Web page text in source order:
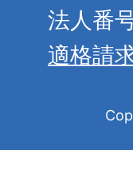
法人番
適格請